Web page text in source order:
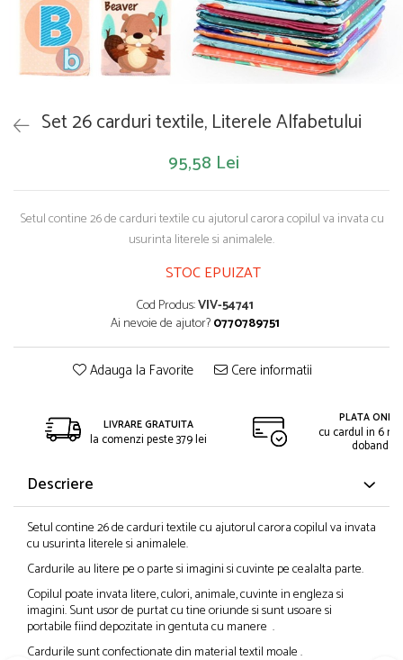
Papusi si accesorii
Trotinete
Trenulete si masinute
Unelte si bancuri de lucru
Set 26 carduri textile, Literele Alfabetului
95,58 Lei
Setul contine 26 de carduri textile cu ajutorul carora copilul va invata cu
usurinta literele si animalele.
STOC EPUIZAT
Cod Produs:VIV-54741
Ai nevoie de ajutor?0770789751
Adauga la Favorite Cere informatii
LIVRARE GRATUITA
la comenzi peste 379 lei
PLATA
cu cardul in 6
dobanda
Descriere
Setul contine 26 de carduri textile cu ajutorul carora copilul va invata
cu usurinta literele si animalele.
Cardurile au litere pe o parte si imagini si cuvinte pe cealalta parte.
Copilul poate invata litere, culori, animale, cuvinte in engleza si
imagini. Sunt usor de purtat cu tine oriunde si sunt usoare si
portabile fiind depozitate in gentuta cu manere .
Cardurile sunt confectionate din material textil moale .